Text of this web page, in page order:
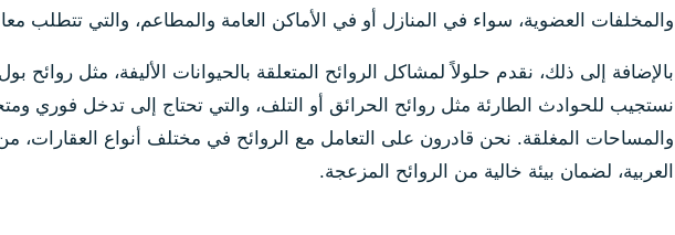
والمخلفات العضوية، سواء في المنازل أو في الأماكن العامة والمطاعم، والتي تتطلب
بالإضافة إلى ذلك، نقدم حلولاً لمشاكل الروائح المتعلقة بالحيوانات الأليفة، مثل
نستجيب للحوادث الطارئة مثل روائح الحرائق أو التلف، والتي تحتاج إلى تدخل فوري
والمساحات المغلقة. نحن قادرون على التعامل مع الروائح في مختلف أنواع العقارات،
العربية، لضمان بيئة خالية من الروائح المزعجة.